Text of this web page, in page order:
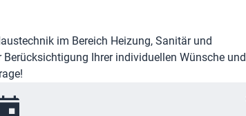
im Bereich Heizung, Sanitär und
Ihrer individuellen Wünsche und